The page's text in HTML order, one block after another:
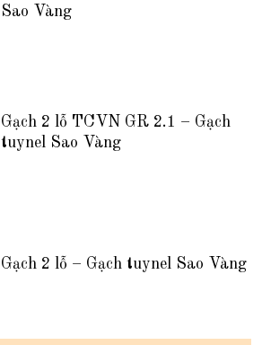
Sao Vàng
Gạch 2 lỗ TCVN GR 2.1 – Gạch
tuynel Sao Vàng
Gạch 2 lỗ – Gạch tuynel Sao Vàng